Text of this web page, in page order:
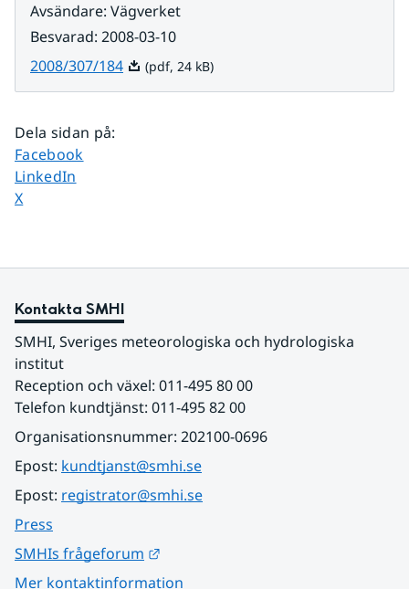
Avsändare: Vägverket
Besvarad: 2008-03-10
2008/307/184Pdf, 24 kB.
(pdf, 24 kB)
Dela sidan på:
Dela sidan på
Facebook
Dela sidan på
LinkedIn
Dela sidan på
X
Kontakta SMHI
SMHI, Sveriges meteorologiska och hydrologiska
institut
Reception och växel: 011-495 80 00
Telefon kundtjänst: 011-495 82 00
Organisationsnummer: 202100-0696
Epost: kundtjanst@smhi.se
Epost: registrator@smhi.se
Press
SMHIs frågeforum
Mer kontaktinformation